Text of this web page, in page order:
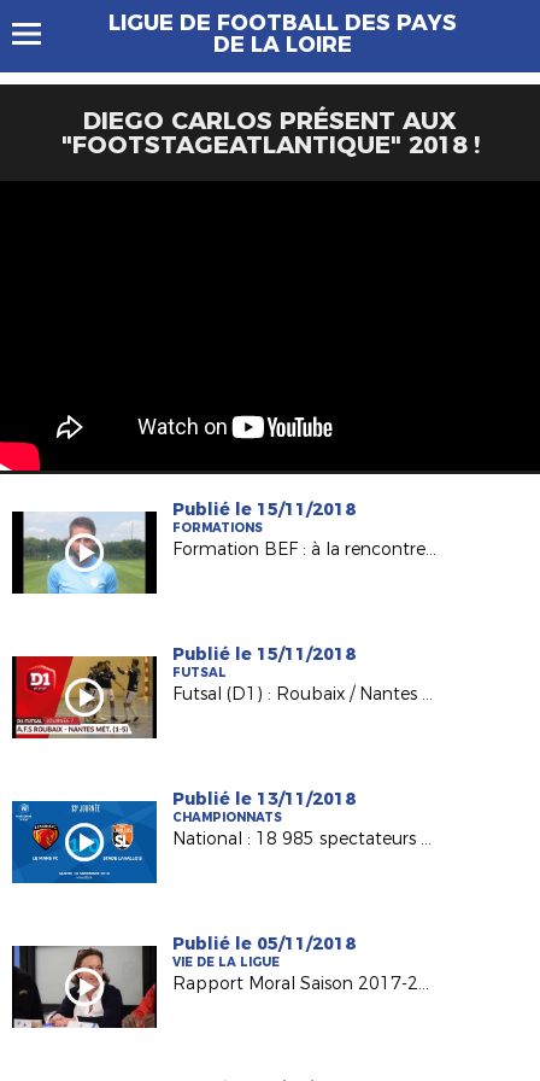
LIGUE DE FOOTBALL DES PAYS
DE LA LOIRE
DIEGO CARLOS PRÉSENT AUX
"FOOTSTAGEATLANTIQUE" 2018 !
Publié le 15/11/2018
FORMATIONS
Formation BEF : à la rencontre de Kévin BOUGON (Noyen/Sarthe)
Publié le 15/11/2018
FUTSAL
Futsal (D1) : Roubaix / Nantes Métropole, le résumé (1-5)
Publié le 13/11/2018
CHAMPIONNATS
National : 18 985 spectateurs au MMArena
Publié le 05/11/2018
VIE DE LA LIGUE
Rapport Moral Saison 2017-2018